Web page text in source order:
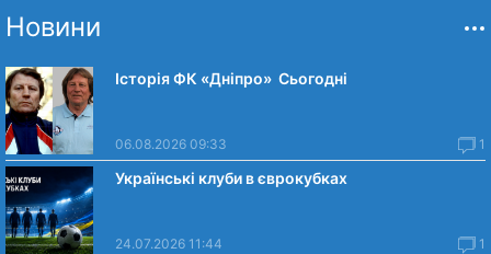
Новини
Історія ФК «Дніпро» Сьогодні
06.08.2026 09:33 1
Українські клуби в єврокубках
24.07.2026 11:44 1